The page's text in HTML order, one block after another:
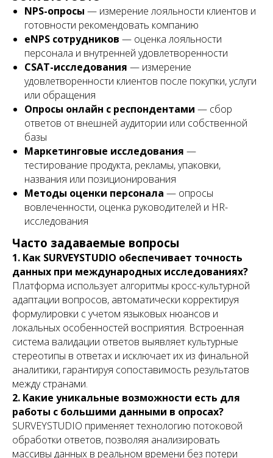
NPS-опросы — измерение лояльности клиентов и
готовности рекомендовать компанию
eNPS сотрудников — оценка лояльности
персонала и внутренней удовлетворенности
CSAT-исследования — измерение
удовлетворенности клиентов после покупки, услуги
или обращения
Опросы онлайн с респондентами — сбор
ответов от внешней аудитории или собственной
базы
Маркетинговые исследования —
тестирование продукта, рекламы, упаковки,
названия или позиционирования
Методы оценки персонала — опросы
вовлеченности, оценка руководителей и HR-
исследования
Часто задаваемые вопросы
1. Как SURVEYSTUDIO обеспечивает точность
данных при международных исследованиях?
Платформа использует алгоритмы кросс-культурной
адаптации вопросов, автоматически корректируя
формулировки с учетом языковых нюансов и
локальных особенностей восприятия. Встроенная
система валидации ответов выявляет культурные
стереотипы в ответах и исключает их из финальной
аналитики, гарантируя сопоставимость результатов
между странами.
2. Какие уникальные возможности есть для
работы с большими данными в опросах?
SURVEYSTUDIO применяет технологию потоковой
обработки ответов, позволяя анализировать
массивы данных в реальном времени без потери